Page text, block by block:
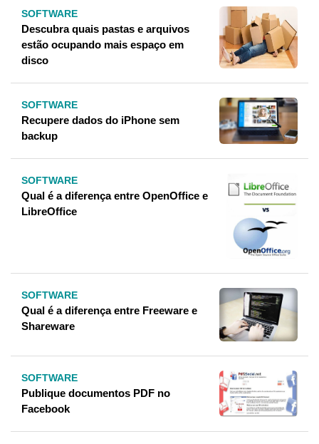
SOFTWARE
Descubra quais pastas e arquivos
estão ocupando mais espaço em
disco
SOFTWARE
Recupere dados do iPhone sem
backup
SOFTWARE
Qual é a diferença entre OpenOffice e
LibreOffice
SOFTWARE
Qual é a diferença entre Freeware e
Shareware
SOFTWARE
Publique documentos PDF no
Facebook